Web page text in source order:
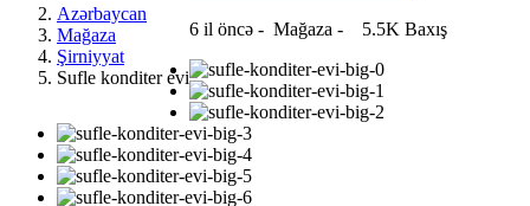
Azərbaycan
Mağaza
Şirniyyat
Sufle konditer evi
6 il öncə - Mağaza - 5.5K Baxış